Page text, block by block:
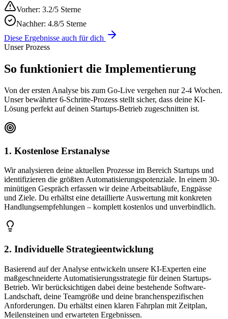
Vorher: 3.2/5 Sterne
Nachher: 4.8/5 Sterne
Diese Ergebnisse auch für dich
Unser Prozess
So funktioniert die Implementierung
Von der ersten Analyse bis zum Go-Live vergehen nur 2-4 Wochen.
Unser bewährter 6-Schritte-Prozess stellt sicher, dass deine KI-
Lösung perfekt auf deinen Startups-Betrieb zugeschnitten ist.
1. Kostenlose Erstanalyse
Wir analysieren deine aktuellen Prozesse im Bereich Startups und
identifizieren die größten Automatisierungspotenziale. In einem 30-
minütigen Gespräch erfassen wir deine Arbeitsabläufe, Engpässe
und Ziele. Du erhältst eine detaillierte Auswertung mit konkreten
Handlungsempfehlungen – komplett kostenlos und unverbindlich.
2. Individuelle Strategieentwicklung
Basierend auf der Analyse entwickeln unsere KI-Experten eine
maßgeschneiderte Automatisierungsstrategie für deinen Startups-
Betrieb. Wir berücksichtigen dabei deine bestehende Software-
Landschaft, deine Teamgröße und deine branchenspezifischen
Anforderungen. Du erhältst einen klaren Fahrplan mit Zeitplan,
Meilensteinen und erwarteten Ergebnissen.